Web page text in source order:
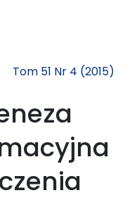
Tom 51 Nr 4 (2015)